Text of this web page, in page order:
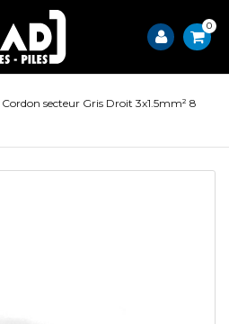
0
Cordon secteur Gris Droit 3x1.5mm² 8